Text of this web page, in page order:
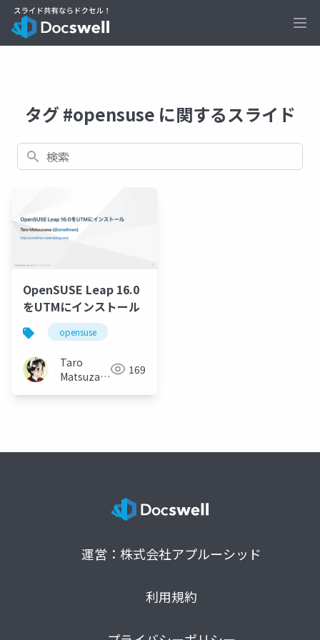
タグ #opensuse に関するスライド
検索
OpenSUSE Leap 16.0
をUTMにインストール
opensuse
Taro
Matsuzawa
169
運営：株式会社アプルーシッド
利用規約